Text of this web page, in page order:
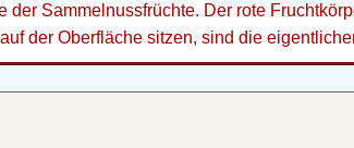
Sammelnussfrüchte. Der rote
der Oberfläche sitzen, sind die